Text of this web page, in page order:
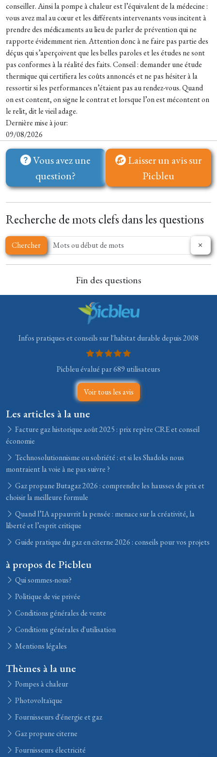
conseiller. Ainsi la pompe à chaleur est l’équivalent de la médecine :
vous avez mal au cœur et les différents intervenants vous incitent à
prendre des médicaments au lieu de parler de prévention qui ne
rapporte évidemment rien. Attention donc à ne faire pas partie des
déçus qui s’aperçoivent que les belles paroles et les études ne sont
pas conformes à la réalité des faits. Conseil : demander une étude
thermique qui certifiera les coûts annoncés et ne pas hésiter à la
ressortir si les performances n’étaient pas au rendez-vous. Quand
on est content, on signe le contrat et lorsque l’on est mécontent on
le relit, dit le vieil adage.
Dernière mise à jour:
09/08/2026
Vous avez une
question?
Laisser un avis sur
Picbleu
Recherche de mots clefs dans les questions
Chercher
Fin des questions
Infos pratiques et conseils sur l'habitat durable depuis 2008
Picbleu évalué par 689 utilisateurs
Voir tous les avis
Les articles à la une
Facture gaz historique août 2025 : prix repère CRE et conseil
économie
Technosolutionnisme ou sobriété : et si les Shadoks nous
montraient la voie à ne pas suivre ?
Gaz propane Butagaz 2026 : comprendre les hausses de prix et
choisir la meilleure formule
Quand l’IA appauvrit la pensée : menace sur la créativité, la
liberté et l’esprit critique
Guide pratique du gaz en citerne 2026 : conseils pour vos projets
à propos de Picbleu
Qui sommes-nous?
Politique de vie privée
Conditions générales de vente
Conditions générales d'utilisation
Mentions légales
Thèmes à la une
Pompes à chaleur
Photovoltaïque
Fournisseurs d'énergie et gaz
Gaz propane citerne
Fournisseurs électricité